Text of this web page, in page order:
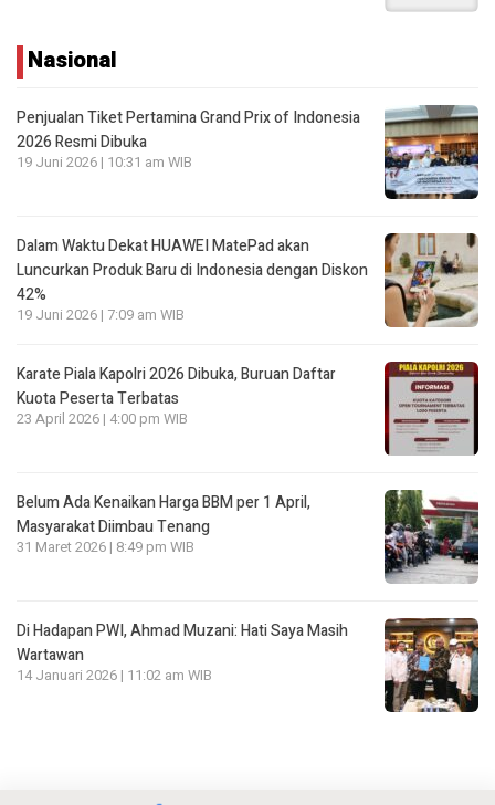
Nasional
Penjualan Tiket Pertamina Grand Prix of Indonesia
2026 Resmi Dibuka
19 Juni 2026 | 10:31 am WIB
Dalam Waktu Dekat HUAWEI MatePad akan
Luncurkan Produk Baru di Indonesia dengan Diskon
42%
19 Juni 2026 | 7:09 am WIB
Karate Piala Kapolri 2026 Dibuka, Buruan Daftar
Kuota Peserta Terbatas
23 April 2026 | 4:00 pm WIB
Belum Ada Kenaikan Harga BBM per 1 April,
Masyarakat Diimbau Tenang
31 Maret 2026 | 8:49 pm WIB
Di Hadapan PWI, Ahmad Muzani: Hati Saya Masih
Wartawan
14 Januari 2026 | 11:02 am WIB